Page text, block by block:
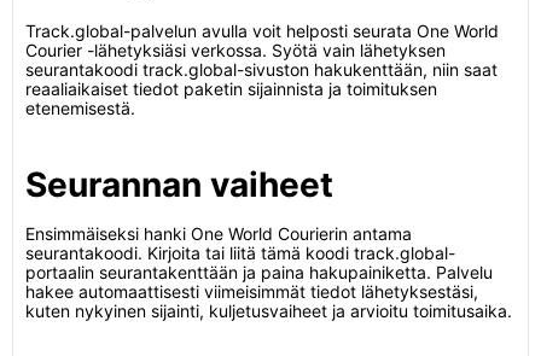
Track.global-palvelun avulla voit helposti seurata One World
Courier -lähetyksiäsi verkossa. Syötä vain lähetyksen
seurantakoodi track.global-sivuston hakukenttään, niin saat
reaaliaikaiset tiedot paketin sijainnista ja toimituksen
etenemisestä.
Seurannan vaiheet
Ensimmäiseksi hanki One World Courierin antama
seurantakoodi. Kirjoita tai liitä tämä koodi track.global-
portaalin seurantakenttään ja paina hakupainiketta. Palvelu
hakee automaattisesti viimeisimmät tiedot lähetyksestäsi,
kuten nykyinen sijainti, kuljetusvaiheet ja arvioitu toimitusaika.